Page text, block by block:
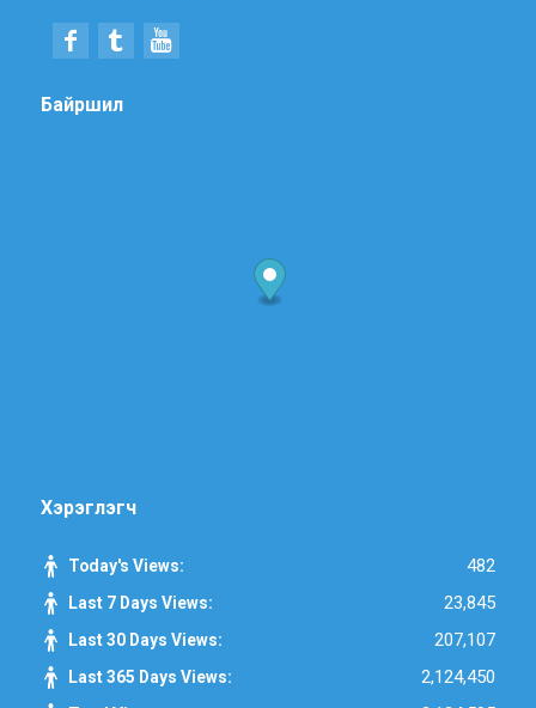
Байршил
Хэрэглэгч
Today's Views: 482
Last 7 Days Views: 23,845
Last 30 Days Views: 207,107
Last 365 Days Views: 2,124,450